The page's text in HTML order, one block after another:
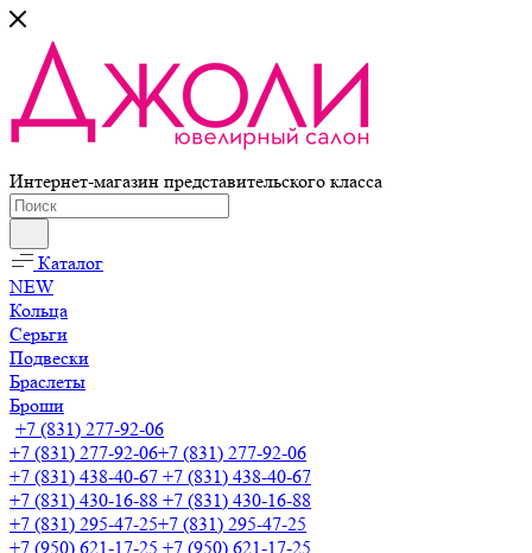
Интернет-магазин представительского класса
Каталог
NEW
Кольца
Серьги
Подвески
Браслеты
Броши
+7 (831) 277-92-06
+7 (831) 277-92-06+7 (831) 277-92-06
+7 (831) 438-40-67 +7 (831) 438-40-67
+7 (831) 430-16-88 +7 (831) 430-16-88
+7 (831) 295-47-25+7 (831) 295-47-25
+7 (950) 621-17-25 +7 (950) 621-17-25